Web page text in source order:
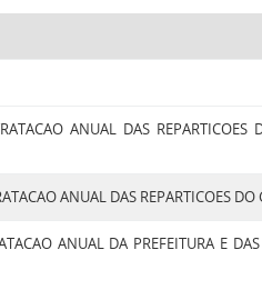
ANUAL DAS
ANUAL DAS REPARTICOES
ANUAL DA PREFEITURA E